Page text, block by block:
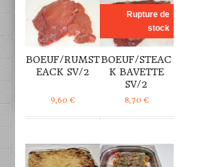
BOEUF/RUMST
EACK SV/2
9,60 €
Rupture de
stock
BOEUF/STEAC
K BAVETTE
SV/2
8,70 €